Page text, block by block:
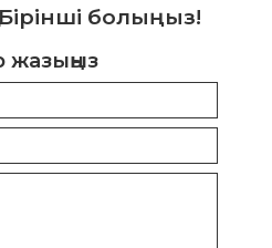
Бірінші болыңыз!
жазыңыз